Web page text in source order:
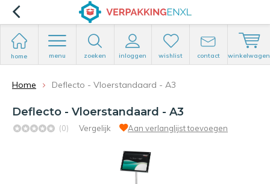
home menu zoeken inloggen wishlist contact winkelwagen
Home Deflecto - Vloerstandaard - A3
Deflecto - Vloerstandaard - A3
(0) Vergelijk Aan verlanglijst toevoegen